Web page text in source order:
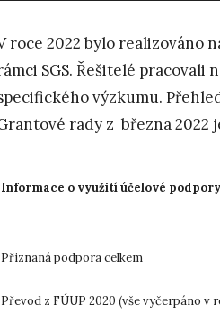
roce 2022 bylo realizováno
SGS. Řešitelé
výzkumu.
rady z března 2022
Informace o využití účelové podpory
Přiznaná podpora celkem
Převod z FÚUP 2020 (vše vyčerpáno v